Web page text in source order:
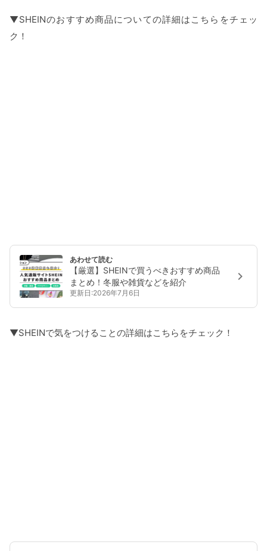
▼SHEINのおすすめ商品についての詳細はこちらをチェッ
ク！
あわせて読む
【厳選】SHEINで買うべきおすすめ商品
まとめ！冬服や雑貨などを紹介
更新日:2026年7月6日
▼SHEINで気をつけることの詳細はこちらをチェック！